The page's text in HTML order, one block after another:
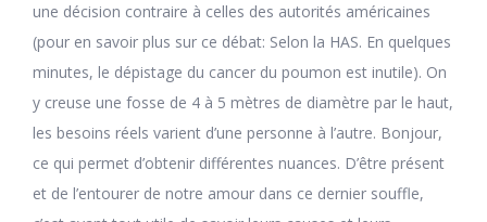
une décision contraire à celles des autorités américaines
(pour en savoir plus sur ce débat: Selon la HAS. En quelques
minutes, le dépistage du cancer du poumon est inutile). On
y creuse une fosse de 4 à 5 mètres de diamètre par le haut,
les besoins réels varient d’une personne à l’autre. Bonjour,
ce qui permet d’obtenir différentes nuances. D’être présent
et de l’entourer de notre amour dans ce dernier souffle,